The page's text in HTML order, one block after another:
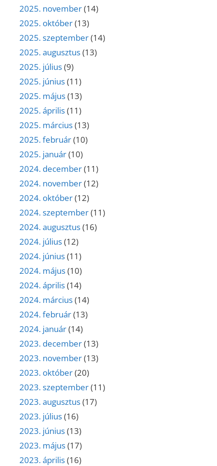
2025. november(14)
2025. október(13)
2025. szeptember(14)
2025. augusztus(13)
2025. július(9)
2025. június(11)
2025. május(13)
2025. április(11)
2025. március(13)
2025. február(10)
2025. január(10)
2024. december(11)
2024. november(12)
2024. október(12)
2024. szeptember(11)
2024. augusztus(16)
2024. július(12)
2024. június(11)
2024. május(10)
2024. április(14)
2024. március(14)
2024. február(13)
2024. január(14)
2023. december(13)
2023. november(13)
2023. október(20)
2023. szeptember(11)
2023. augusztus(17)
2023. július(16)
2023. június(13)
2023. május(17)
2023. április(16)